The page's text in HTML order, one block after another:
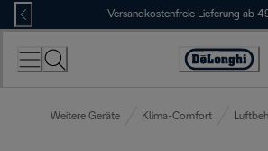
Skip
to
Content
Versandkostenfreie Lieferung ab
Erklärung
Zugänglichkeit
Weitere Geräte Klima-Comfort